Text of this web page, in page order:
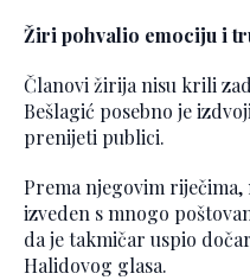
Žiri pohvalio emociju i
Članovi žirija nisu krili
Bešlagić posebno je
prenijeti publici.
Prema njegovim
izveden s mnogo
da je takmičar uspio
Halidovog glasa.